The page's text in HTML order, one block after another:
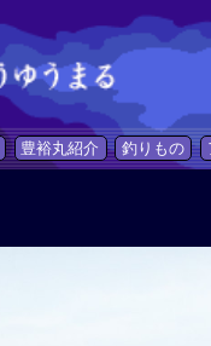
豊裕丸紹介 釣りもの